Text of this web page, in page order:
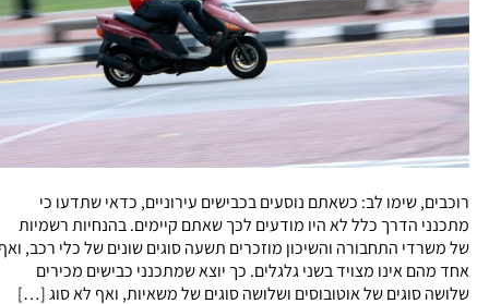
רוכבים, שימו לב: כשאתם נוסעים בכבישים עירוניים, כדאי שתדעו כי
מתכנני הדרך כלל לא היו מודעים לכך שאתם קיימים. בהנחיות רשמיות
של משרדי התחבורה והשיכון מוזכרים תשעה סוגים שונים של כלי רכב, ואף
אחד מהם אינו מצויד בשני גלגלים. כך יוצא שמתכנני כבישים מכירים
שלושה סוגים של אוטובוסים ושלושה סוגים של משאיות, ואף לא סוג […]